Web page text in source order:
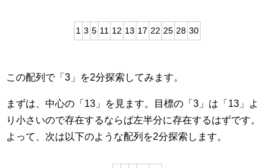
1 3 5 11 12 13 17 22 25 28 30
この配列で「3」を2分探索してみます。
まずは、中心の「13」を見ます。目標の「3」は「13」よ
り小さいので存在するならば左半分に存在するはずです。
よって、次は以下のような配列を2分探索します。